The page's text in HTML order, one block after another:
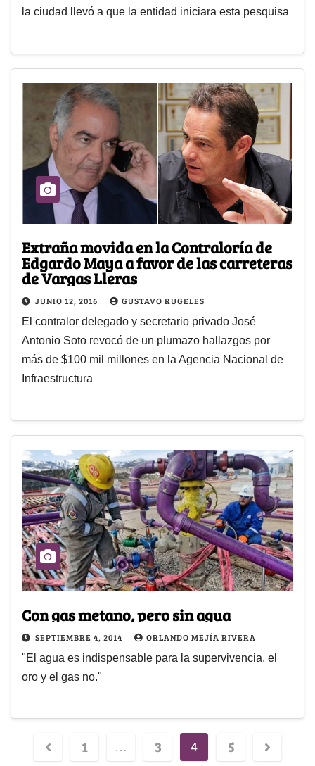
la ciudad llevó a que la entidad iniciara esta pesquisa
Extraña movida en la Contraloría de
Edgardo Maya a favor de las carreteras
de Vargas Lleras
JUNIO 12, 2016 GUSTAVO RUGELES
El contralor delegado y secretario privado José
Antonio Soto revocó de un plumazo hallazgos por
más de $100 mil millones en la Agencia Nacional de
Infraestructura
Con gas metano, pero sin agua
SEPTIEMBRE 4, 2014 ORLANDO MEJÍA RIVERA
"El agua es indispensable para la supervivencia, el
oro y el gas no."
1 … 3 4 5